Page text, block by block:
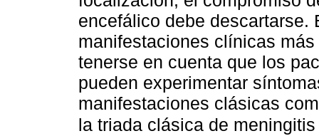
encefálico debe descartarse.
manifestaciones clínicas
tenerse en cuenta que los
pueden experimentar
manifestaciones clásicas
la triada clásica de